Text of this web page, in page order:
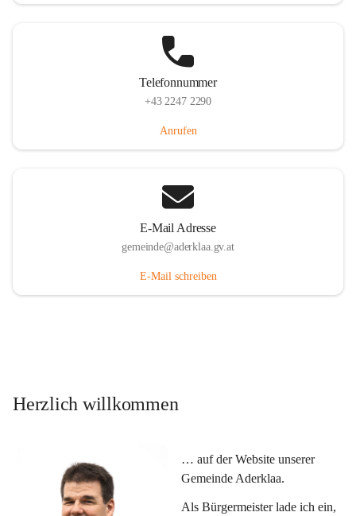
Telefonnummer
+43 2247 2290
Anrufen
E-Mail Adresse
gemeinde@aderklaa.gv.at
E-Mail schreiben
Herzlich willkommen
… auf der Website unserer
Gemeinde Aderklaa.
Als Bürgermeister lade ich ein,